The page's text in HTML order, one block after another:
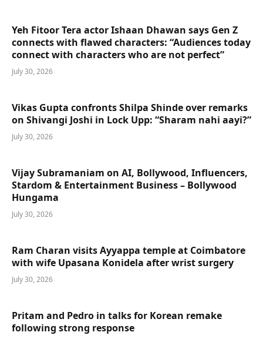
Yeh Fitoor Tera actor Ishaan Dhawan says Gen Z
connects with flawed characters: “Audiences today
connect with characters who are not perfect”
July 30, 2026
Vikas Gupta confronts Shilpa Shinde over remarks
on Shivangi Joshi in Lock Upp: “Sharam nahi aayi?”
July 30, 2026
Vijay Subramaniam on AI, Bollywood, Influencers,
Stardom & Entertainment Business – Bollywood
Hungama
July 30, 2026
Ram Charan visits Ayyappa temple at Coimbatore
with wife Upasana Konidela after wrist surgery
July 30, 2026
Pritam and Pedro in talks for Korean remake
following strong response